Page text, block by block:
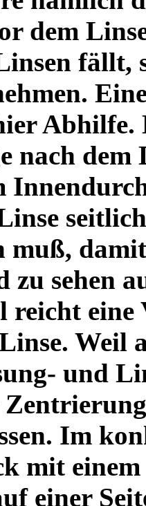
dem
fällt,
Abhilfe.
nach dem
muß,
zu sehen
eine
Weil
und
Im
mit einem
einer